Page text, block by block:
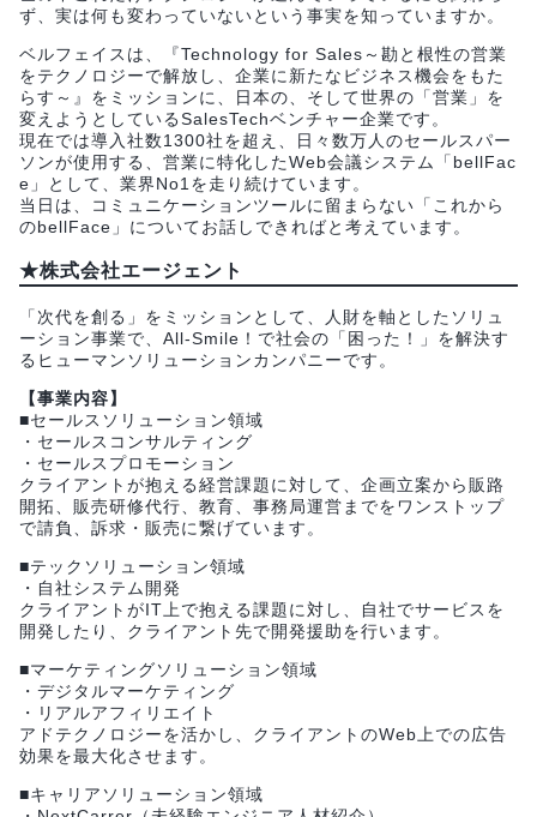
ず、実は何も変わっていないという事実を知っていますか。
ベルフェイスは、『Technology for Sales～勘と根性の営業
をテクノロジーで解放し、企業に新たなビジネス機会をもた
らす～』をミッションに、日本の、そして世界の「営業」を
変えようとしているSalesTechベンチャー企業です。
現在では導入社数1300社を超え、日々数万人のセールスパー
ソンが使用する、営業に特化したWeb会議システム「bellFac
e」として、業界No1を走り続けています。
当日は、コミュニケーションツールに留まらない「これから
のbellFace」についてお話しできればと考えています。
★株式会社エージェント
「次代を創る」をミッションとして、人財を軸としたソリュ
ーション事業で、All-Smile！で社会の「困った！」を解決す
るヒューマンソリューションカンパニーです。
【事業内容】
■セールスソリューション領域
・セールスコンサルティング
・セールスプロモーション
クライアントが抱える経営課題に対して、企画立案から販路
開拓、販売研修代行、教育、事務局運営までをワンストップ
で請負、訴求・販売に繋げています。
■テックソリューション領域
・自社システム開発
クライアントがIT上で抱える課題に対し、自社でサービスを
開発したり、クライアント先で開発援助を行います。
■マーケティングソリューション領域
・デジタルマーケティング
・リアルアフィリエイト
アドテクノロジーを活かし、クライアントのWeb上での広告
効果を最大化させます。
■キャリアソリューション領域